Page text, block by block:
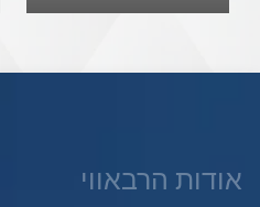
אודות הרבאווי